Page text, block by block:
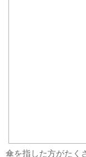
傘を指した方がたく